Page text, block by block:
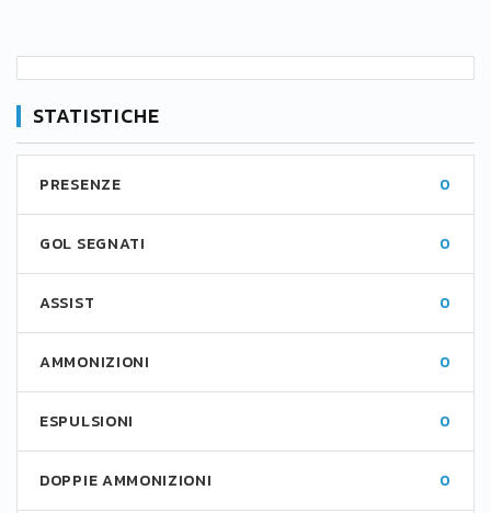
STATISTICHE
PRESENZE 0
GOL SEGNATI 0
ASSIST 0
AMMONIZIONI 0
ESPULSIONI 0
DOPPIE AMMONIZIONI 0